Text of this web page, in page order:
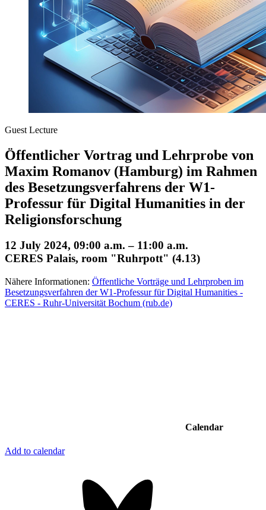
Guest Lecture
Öffentlicher Vortrag und Lehrprobe von
Maxim Romanov (Hamburg) im Rahmen
des Besetzungsverfahrens der W1-
Professur für Digital Humanities in der
Religionsforschung
12 July 2024, 09:00 a.m. – 11:00 a.m.
CERES Palais, room "Ruhrpott" (4.13)
Nähere Informationen: Öffentliche Vorträge und Lehrproben im
Besetzungsverfahren der W1-Professur für Digital Humanities -
CERES - Ruhr-Universität Bochum (rub.de)
Calendar
Add to calendar